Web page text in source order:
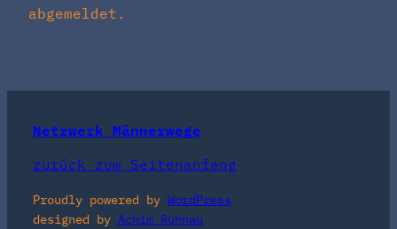
abgemeldet.
Netzwerk Männerwege
zurück zum Seitenanfang
Proudly powered by WordPress
designed by Achim Ruhnau